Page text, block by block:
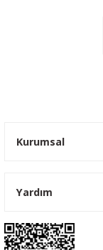
Kurumsal
Yardım